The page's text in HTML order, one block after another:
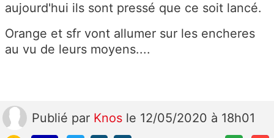
aujourd'hui ils sont pressé que ce soit lancé.
Orange et sfr vont allumer sur les encheres
au vu de leurs moyens....
Publié par Knos le 12/05/2020 à 18h01